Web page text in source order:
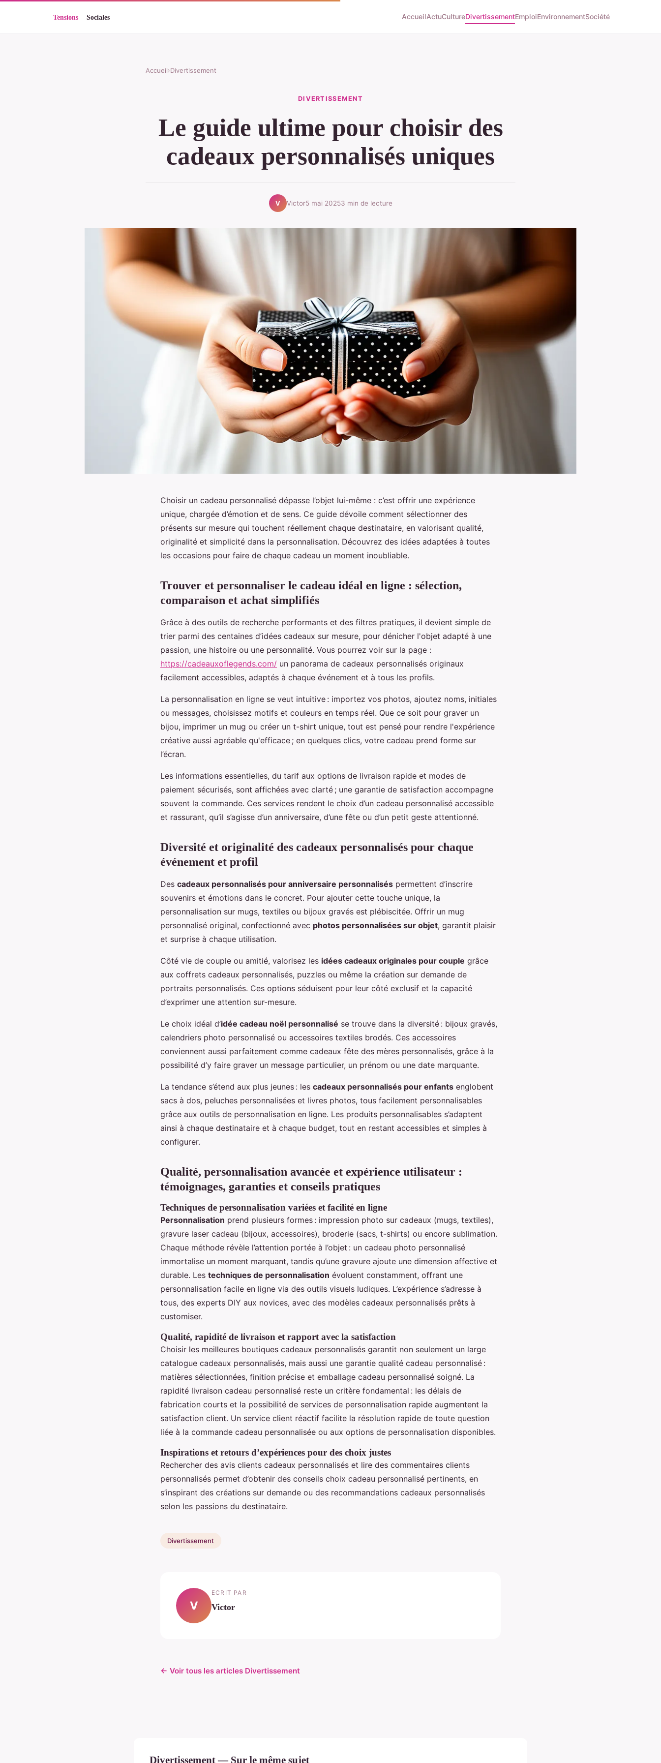
AccueilActuCultureDivertissementEmploiEnvironnementSociété
Accueil›Divertissement
DIVERTISSEMENT
Le guide ultime pour choisir des
cadeaux personnalisés uniques
V Victor5 mai 20253 min de lecture
Choisir un cadeau personnalisé dépasse l’objet lui-même : c’est offrir une expérience
unique, chargée d’émotion et de sens. Ce guide dévoile comment sélectionner des
présents sur mesure qui touchent réellement chaque destinataire, en valorisant qualité,
originalité et simplicité dans la personnalisation. Découvrez des idées adaptées à toutes
les occasions pour faire de chaque cadeau un moment inoubliable.
Trouver et personnaliser le cadeau idéal en ligne : sélection,
comparaison et achat simplifiés
Grâce à des outils de recherche performants et des filtres pratiques, il devient simple de
trier parmi des centaines d’idées cadeaux sur mesure, pour dénicher l'objet adapté à une
passion, une histoire ou une personnalité. Vous pourrez voir sur la page :
https://cadeauxoflegends.com/ un panorama de cadeaux personnalisés originaux
facilement accessibles, adaptés à chaque événement et à tous les profils.
La personnalisation en ligne se veut intuitive : importez vos photos, ajoutez noms, initiales
ou messages, choisissez motifs et couleurs en temps réel. Que ce soit pour graver un
bijou, imprimer un mug ou créer un t-shirt unique, tout est pensé pour rendre l'expérience
créative aussi agréable qu'efficace ; en quelques clics, votre cadeau prend forme sur
l’écran.
Les informations essentielles, du tarif aux options de livraison rapide et modes de
paiement sécurisés, sont affichées avec clarté ; une garantie de satisfaction accompagne
souvent la commande. Ces services rendent le choix d’un cadeau personnalisé accessible
et rassurant, qu’il s’agisse d’un anniversaire, d’une fête ou d’un petit geste attentionné.
Diversité et originalité des cadeaux personnalisés pour chaque
événement et profil
Des cadeaux personnalisés pour anniversaire personnalisés permettent d’inscrire
souvenirs et émotions dans le concret. Pour ajouter cette touche unique, la
personnalisation sur mugs, textiles ou bijoux gravés est plébiscitée. Offrir un mug
personnalisé original, confectionné avec photos personnalisées sur objet, garantit plaisir
et surprise à chaque utilisation.
Côté vie de couple ou amitié, valorisez les idées cadeaux originales pour couple grâce
aux coffrets cadeaux personnalisés, puzzles ou même la création sur demande de
portraits personnalisés. Ces options séduisent pour leur côté exclusif et la capacité
d’exprimer une attention sur-mesure.
Le choix idéal d’idée cadeau noël personnalisé se trouve dans la diversité : bijoux gravés,
calendriers photo personnalisé ou accessoires textiles brodés. Ces accessoires
conviennent aussi parfaitement comme cadeaux fête des mères personnalisés, grâce à la
possibilité d’y faire graver un message particulier, un prénom ou une date marquante.
La tendance s’étend aux plus jeunes : les cadeaux personnalisés pour enfants englobent
sacs à dos, peluches personnalisées et livres photos, tous facilement personnalisables
grâce aux outils de personnalisation en ligne. Les produits personnalisables s’adaptent
ainsi à chaque destinataire et à chaque budget, tout en restant accessibles et simples à
configurer.
Qualité, personnalisation avancée et expérience utilisateur :
témoignages, garanties et conseils pratiques
Techniques de personnalisation variées et facilité en ligne
Personnalisation prend plusieurs formes : impression photo sur cadeaux (mugs, textiles),
gravure laser cadeau (bijoux, accessoires), broderie (sacs, t-shirts) ou encore sublimation.
Chaque méthode révèle l’attention portée à l’objet : un cadeau photo personnalisé
immortalise un moment marquant, tandis qu’une gravure ajoute une dimension affective et
durable. Les techniques de personnalisation évoluent constamment, offrant une
personnalisation facile en ligne via des outils visuels ludiques. L’expérience s’adresse à
tous, des experts DIY aux novices, avec des modèles cadeaux personnalisés prêts à
customiser.
Qualité, rapidité de livraison et rapport avec la satisfaction
Choisir les meilleures boutiques cadeaux personnalisés garantit non seulement un large
catalogue cadeaux personnalisés, mais aussi une garantie qualité cadeau personnalisé :
matières sélectionnées, finition précise et emballage cadeau personnalisé soigné. La
rapidité livraison cadeau personnalisé reste un critère fondamental : les délais de
fabrication courts et la possibilité de services de personnalisation rapide augmentent la
satisfaction client. Un service client réactif facilite la résolution rapide de toute question
liée à la commande cadeau personnalisée ou aux options de personnalisation disponibles.
Inspirations et retours d’expériences pour des choix justes
Rechercher des avis clients cadeaux personnalisés et lire des commentaires clients
personnalisés permet d’obtenir des conseils choix cadeau personnalisé pertinents, en
s’inspirant des créations sur demande ou des recommandations cadeaux personnalisés
selon les passions du destinataire.
Divertissement
V
ECRIT PAR
Victor
← Voir tous les articles Divertissement
Divertissement — Sur le même sujet